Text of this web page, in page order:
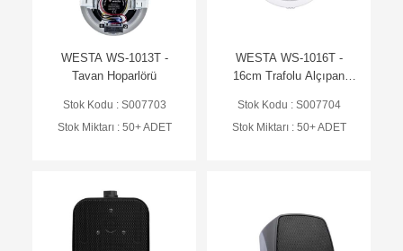
WESTA WS-1013T -
Tavan Hoparlörü
Stok Kodu : S007703
Stok Miktarı : 50+ ADET
WESTA WS-1016T -
16cm Trafolu Alçıpan
Stok Kodu : S007704
Stok Miktarı : 50+ ADET